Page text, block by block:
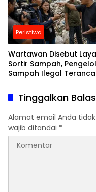
Peristiwa
Wartawan Disebut
Sortir Sampah,
Sampah Ilegal
Tinggalkan
Alamat email Anda
wajib ditandai *